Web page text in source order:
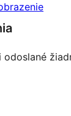
odoslané